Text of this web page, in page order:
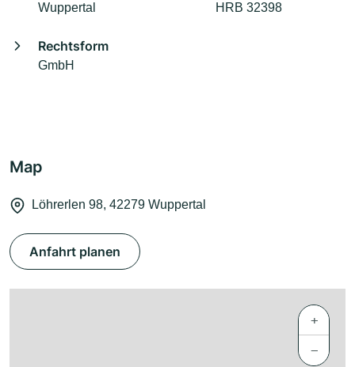
Wuppertal HRB 32398
Rechtsform
GmbH
Map
Löhrerlen 98, 42279 Wuppertal
Anfahrt planen
+
−